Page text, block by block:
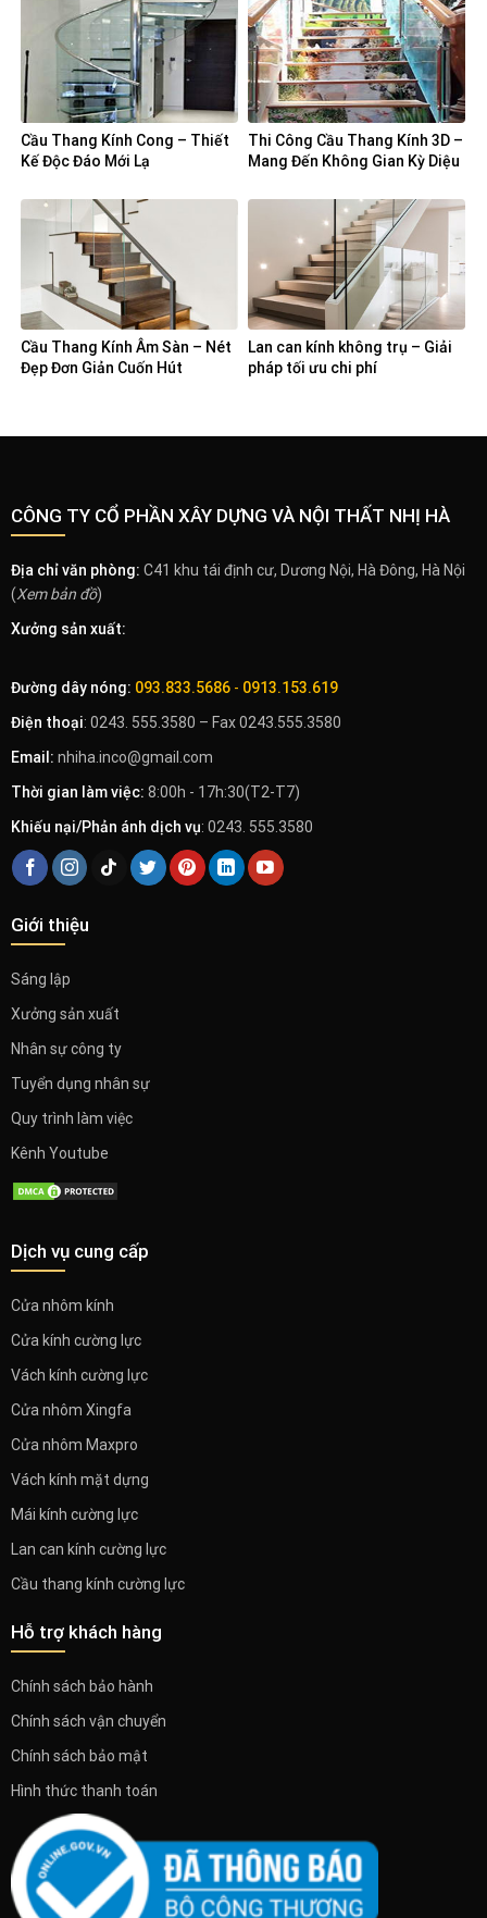
Cầu Thang Kính Cong – Thiết
Kế Độc Đáo Mới Lạ
Thi Công Cầu Thang Kính 3D –
Mang Đến Không Gian Kỳ Diệu
Cầu Thang Kính Âm Sàn – Nét
Đẹp Đơn Giản Cuốn Hút
Lan can kính không trụ – Giải
pháp tối ưu chi phí
CÔNG TY CỔ PHẦN XÂY DỰNG VÀ NỘI THẤT NHỊ HÀ
Địa chỉ văn phòng: C41 khu tái định cư, Dương Nội, Hà Đông, Hà Nội
(Xem bản đồ)
Xưởng sản xuất:
Đường dây nóng: 093.833.5686- 0913.153.619
Điện thoại: 0243. 555.3580 – Fax 0243.555.3580
Email: nhiha.inco@gmail.com
Thời gian làm việc: 8:00h - 17h:30(T2-T7)
Khiếu nại/Phản ánh dịch vụ: 0243. 555.3580
Giới thiệu
Sáng lập
Xưởng sản xuất
Nhân sự công ty
Tuyển dụng nhân sự
Quy trình làm việc
Kênh Youtube
Dịch vụ cung cấp
Cửa nhôm kính
Cửa kính cường lực
Vách kính cường lực
Cửa nhôm Xingfa
Cửa nhôm Maxpro
Vách kính mặt dựng
Mái kính cường lực
Lan can kính cường lực
Cầu thang kính cường lực
Hỗ trợ khách hàng
Chính sách bảo hành
Chính sách vận chuyển
Chính sách bảo mật
Hình thức thanh toán